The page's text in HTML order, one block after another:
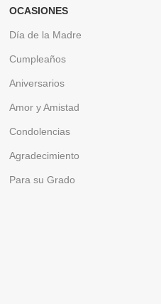
OCASIONES
Día de la Madre
Cumpleaños
Aniversarios
Amor y Amistad
Condolencias
Agradecimiento
Para su Grado